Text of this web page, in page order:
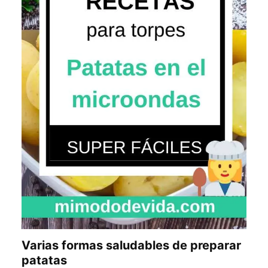
Varias formas saludables de preparar
patatas